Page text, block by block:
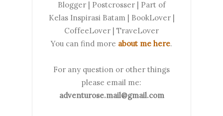
Blogger | Postcrosser | Part of
Kelas Inspirasi Batam | BookLover |
CoffeeLover | TraveLover
You can find more about me here.
For any question or other things
please email me:
adventurose.mail@gmail.com